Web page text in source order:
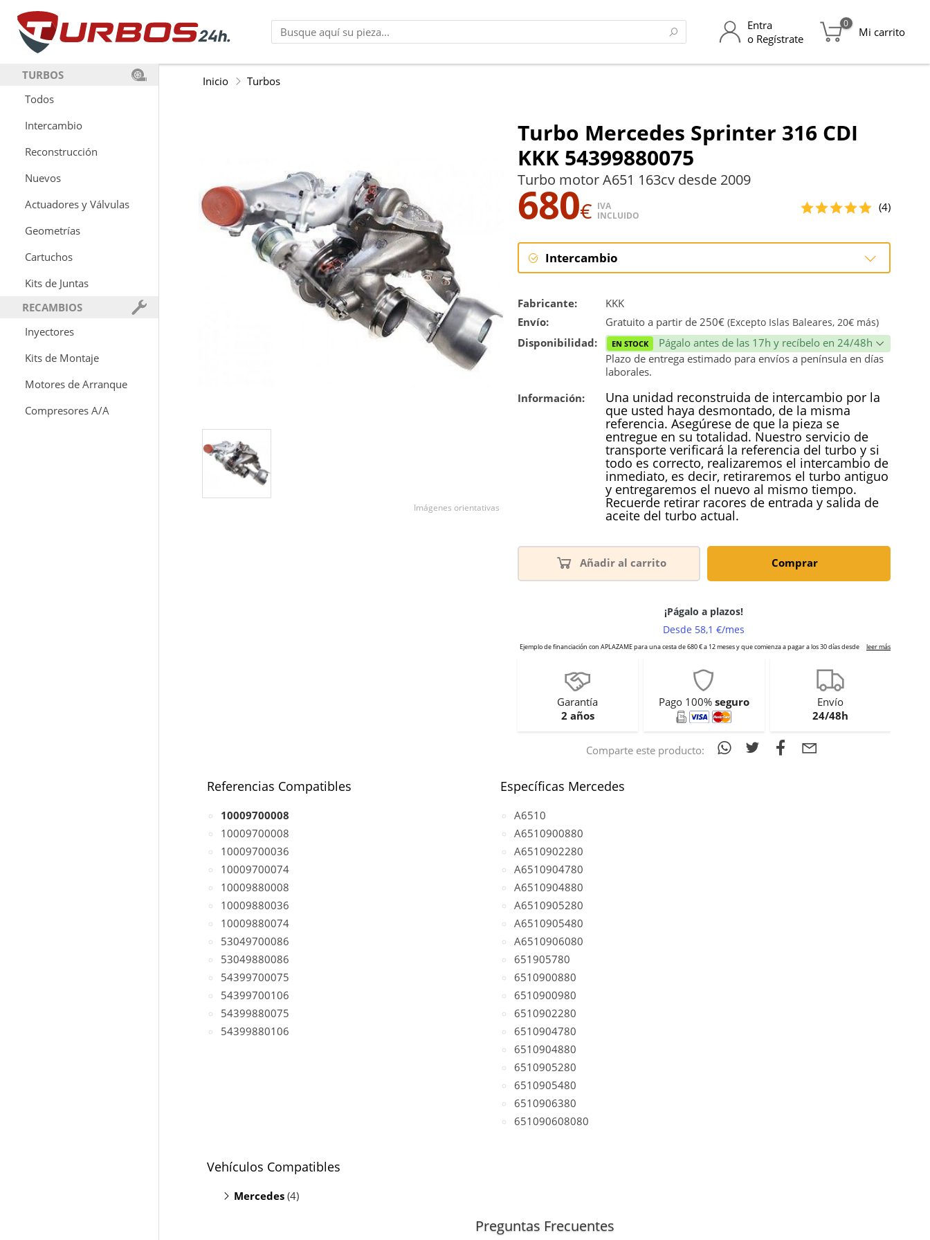
Entra
o Regístrate
0
Mi carrito
TURBOS
Todos
Intercambio
Reconstrucción
Nuevos
Actuadores y Válvulas
Geometrías
Cartuchos
Kits de Juntas
RECAMBIOS
Inyectores
Kits de Montaje
Motores de Arranque
Compresores A/A
Inicio Turbos
Turbo Mercedes Sprinter 316 CDI
KKK 54399880075
Turbo motor A651 163cv desde 2009
680€ IVA
INCLUIDO
(4)
Intercambio
Reconstrucción
Fabricante:
KKK
Envío:
Gratuito a partir de 250€ (Excepto Islas Baleares, 20€ más)
Disponibilidad: EN STOCK
Págalo antes de las 17h y recíbelo en 24/48h
Plazo de entrega estimado para envíos a península en días
laborales.
Información:
Una unidad reconstruida de intercambio por la
que usted haya desmontado, de la misma
referencia. Asegúrese de que la pieza se
entregue en su totalidad. Nuestro servicio de
transporte verificará la referencia del turbo y si
todo es correcto, realizaremos el intercambio de
inmediato, es decir, retiraremos el turbo antiguo
y entregaremos el nuevo al mismo tiempo.
Recuerde retirar racores de entrada y salida de
aceite del turbo actual.
Añadir al carrito Comprar
Garantía
2 años
Pago 100% seguro
Envío
24/48h
Comparte este producto:
Imágenes orientativas
Referencias Compatibles
10009700008
10009700008
10009700036
10009700074
10009880008
10009880036
10009880074
53049700086
53049880086
54399700075
54399700106
54399880075
54399880106
Específicas Mercedes
A6510
A6510900880
A6510902280
A6510904780
A6510904880
A6510905280
A6510905480
A6510906080
651905780
6510900880
6510900980
6510902280
6510904780
6510904880
6510905280
6510905480
6510906380
651090608080
Vehículos Compatibles
Mercedes (4)
Preguntas Frecuentes